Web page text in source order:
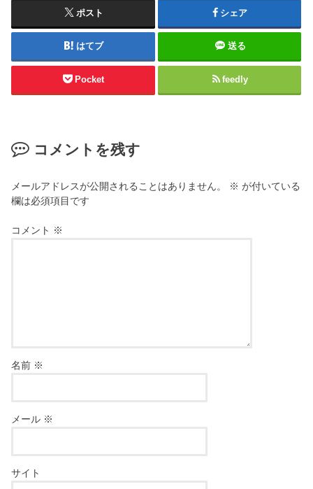
ポスト シェア
はてブ 送る
Pocket feedly
コメントを残す
メールアドレスが公開されることはありません。 ※ が付いている
欄は必須項目です
コメント ※
名前 ※
メール ※
サイト